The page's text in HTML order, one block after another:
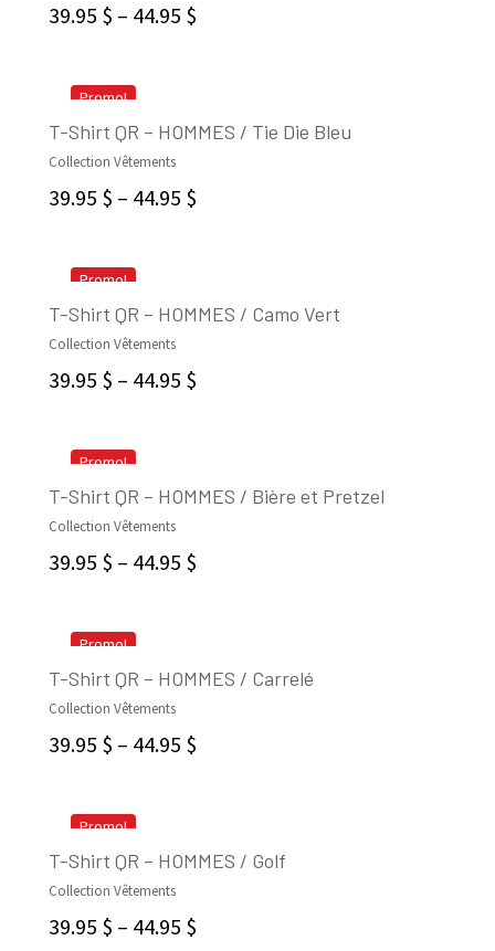
39.95 $ – 44.95 $
Promo!
T-Shirt QR – HOMMES / Tie Die Bleu
Collection Vêtements
39.95 $ – 44.95 $
Promo!
T-Shirt QR – HOMMES / Camo Vert
Collection Vêtements
39.95 $ – 44.95 $
Promo!
T-Shirt QR – HOMMES / Bière et Pretzel
Collection Vêtements
39.95 $ – 44.95 $
Promo!
T-Shirt QR – HOMMES / Carrelé
Collection Vêtements
39.95 $ – 44.95 $
Promo!
T-Shirt QR – HOMMES / Golf
Collection Vêtements
39.95 $ – 44.95 $